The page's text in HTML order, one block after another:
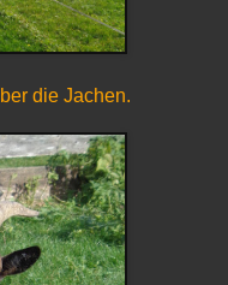
die Jachen.